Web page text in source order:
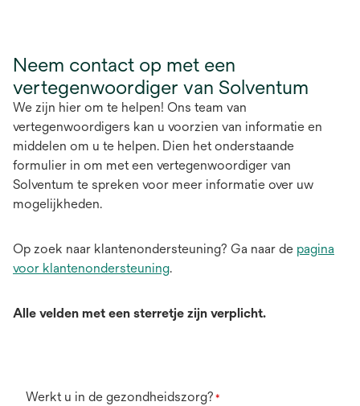
Neem contact op met een
vertegenwoordiger van Solventum
We zijn hier om te helpen! Ons team van
vertegenwoordigers kan u voorzien van informatie en
middelen om u te helpen. Dien het onderstaande
formulier in om met een vertegenwoordiger van
Solventum te spreken voor meer informatie over uw
mogelijkheden.
Op zoek naar klantenondersteuning? Ga naar de pagina
voor klantenondersteuning.
Alle velden met een sterretje zijn verplicht.
Werkt u in de gezondheidszorg? *